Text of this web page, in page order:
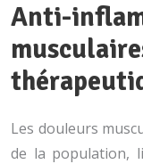
Anti-
Les douleurs
de la population,